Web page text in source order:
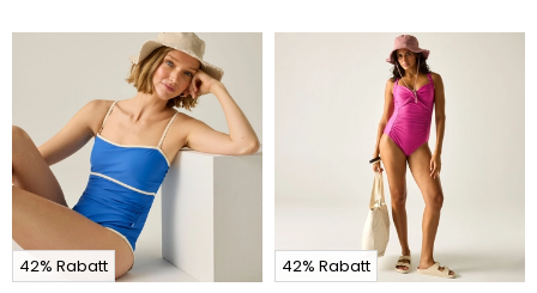
42% Rabatt
42% Rabatt